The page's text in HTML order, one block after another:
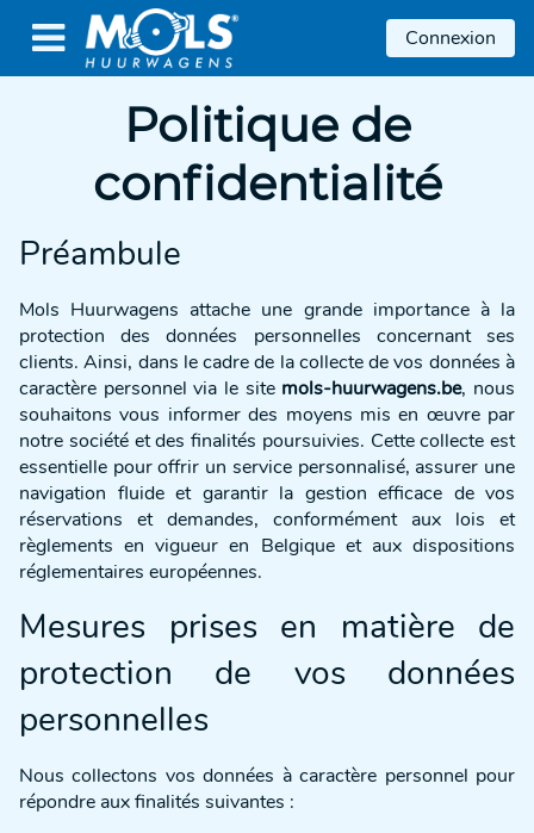
 Connexion
Politique de
confidentialité
Préambule
Mols Huurwagens attache une grande importance à la
protection des données personnelles concernant ses
clients. Ainsi, dans le cadre de la collecte de vos données à
caractère personnel via le site mols-huurwagens.be, nous
souhaitons vous informer des moyens mis en œuvre par
notre société et des finalités poursuivies. Cette collecte est
essentielle pour offrir un service personnalisé, assurer une
navigation fluide et garantir la gestion efficace de vos
réservations et demandes, conformément aux lois et
règlements en vigueur en Belgique et aux dispositions
réglementaires européennes.
Mesures prises en matière de
protection de vos données
personnelles
Nous collectons vos données à caractère personnel pour
répondre aux finalités suivantes :